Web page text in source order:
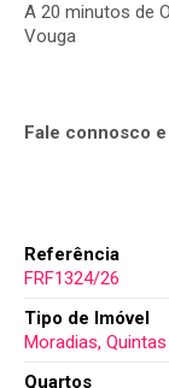
A 20 minutos de
Vouga
Fale connosco
Referência
FRF1324/26
Tipo de Imóvel
Moradias,
Quartos